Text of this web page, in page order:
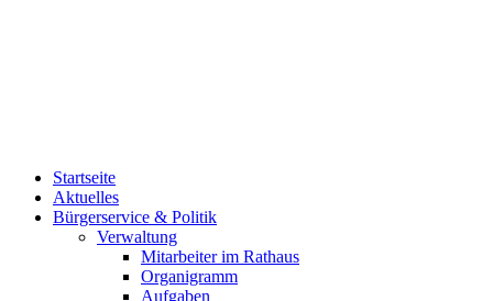
Startseite
Aktuelles
Bürgerservice & Politik
Verwaltung
Mitarbeiter im Rathaus
Organigramm
Aufgaben